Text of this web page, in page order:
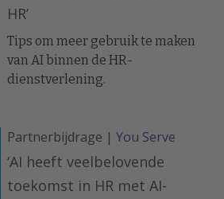
HR’
Tips om meer gebruik te maken
van AI binnen de HR-
dienstverlening.
Partnerbijdrage | You Serve
‘AI heeft veelbelovende
toekomst in HR met AI-